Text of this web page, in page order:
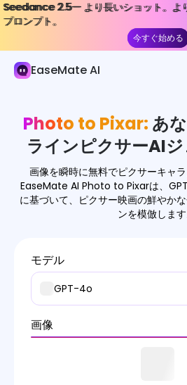
Seedance 2.5— より長いショット。よ
プロンプト。
今すぐ始める
Seedance 2.5— より長いショット。よ
プロンプト。
今すぐ始める
EaseMate AI
AI画像
画像効果
スタジオジブリに変換
写真から3Dへ
写真から漫画へ
画像ツール
画像モデル
Photo to Pixar: あ
ラインピクサーAI
画像を瞬時に無料でピクサーキャラ
EaseMate AI Photo to Pixarは、
に基づいて、ピクサー映画の鮮やか
ンを模倣します
モデル
GPT-4o
画像